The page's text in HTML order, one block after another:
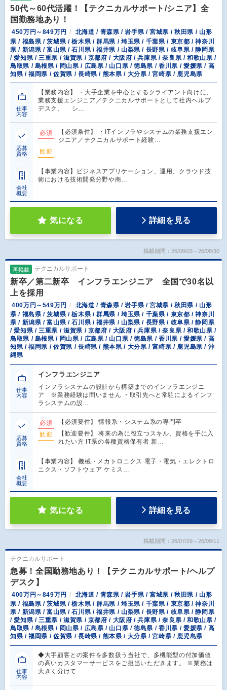
50代～60代活躍！【テクニカルサポート/シニア】全
国勤務地あり！
450万円～849万円
北海道 / 青森県 / 岩手県 / 宮城県 / 秋田県 / 山形
県 / 福島県 / 茨城県 / 栃木県 / 群馬県 / 埼玉県 / 千葉県 / 東京都 / 神奈川
県 / 新潟県 / 富山県 / 石川県 / 福井県 / 山梨県 / 長野県 / 岐阜県 / 静岡県
/ 愛知県 / 三重県 / 滋賀県 / 京都府 / 大阪府 / 兵庫県 / 奈良県 / 和歌山県 /
鳥取県 / 島根県 / 岡山県 / 広島県 / 山口県 / 徳島県 / 香川県 / 愛媛県 / 高
知県 / 福岡県 / 佐賀県 / 長崎県 / 熊本県 / 大分県 / 宮崎県 / 鹿児島県
仕事
内容
【業務内容】 ・大手企業を中心とするクライアント向けに、
業務支援エンジニア／テクニカルサポートとして社内ヘルプ
デスク、 シ…
応募
資格
必須
【必須条件】 ・ITインフラやシステムの業務支援エン
ジニア／テクニカルサポート経験…
歓迎
会社
概要
【事業内容】ビジネスアプリケーション、運用、クラウド技
術における技術開発分野や商…
気になる 詳細を見る
掲載期間：26/08/03～26/08/30
再掲載 テクニカルサポート
新卒／第二新卒 インフラエンジニア 全国で30名以
上を採用
400万円～549万円
北海道 / 青森県 / 岩手県 / 宮城県 / 秋田県 / 山形
県 / 福島県 / 茨城県 / 栃木県 / 群馬県 / 埼玉県 / 千葉県 / 東京都 / 神奈川
県 / 新潟県 / 富山県 / 石川県 / 福井県 / 山梨県 / 長野県 / 岐阜県 / 静岡県
/ 愛知県 / 三重県 / 滋賀県 / 京都府 / 大阪府 / 兵庫県 / 奈良県 / 和歌山県 /
鳥取県 / 島根県 / 岡山県 / 広島県 / 山口県 / 徳島県 / 香川県 / 愛媛県 / 高
知県 / 福岡県 / 佐賀県 / 長崎県 / 熊本県 / 大分県 / 宮崎県 / 鹿児島県 / 沖
縄県
仕事
内容
インフラエンジニア
インフラシステムの設計から構築までのインフラエンジニ
ア ※業務経験は問いません ・取引先へと常駐によるインフ
ラシステムの設…
応募
資格
必須
【必須要件】 情報系・システム系の専門卒
歓迎
【歓迎要件】 将来の為に役立つスキル、資格を手に入
れたい方 IT系の各種資格保有者 新…
会社
概要
【事業内容】 機械・メカトロニクス 電子・電気・エレクトロ
ニクス・ソフトウェア ケミス…
気になる 詳細を見る
掲載期間：26/07/29～26/08/11
テクニカルサポート
急募！全国勤務地あり！【テクニカルサポート/ヘルプ
デスク】
400万円～849万円
北海道 / 青森県 / 岩手県 / 宮城県 / 秋田県 / 山形
県 / 福島県 / 茨城県 / 栃木県 / 群馬県 / 埼玉県 / 千葉県 / 東京都 / 神奈川
県 / 新潟県 / 富山県 / 石川県 / 福井県 / 山梨県 / 長野県 / 岐阜県 / 静岡県
/ 愛知県 / 三重県 / 滋賀県 / 京都府 / 大阪府 / 兵庫県 / 奈良県 / 和歌山県 /
鳥取県 / 島根県 / 岡山県 / 広島県 / 山口県 / 徳島県 / 香川県 / 愛媛県 / 高
知県 / 福岡県 / 佐賀県 / 長崎県 / 熊本県 / 大分県 / 宮崎県 / 鹿児島県
仕事
内容
◆大手顧客との案件を多数扱う当社で、多機能型の付加価値
の高いカスタマーサービスをご担当いただきます。 ※業務は
大きく分けて…